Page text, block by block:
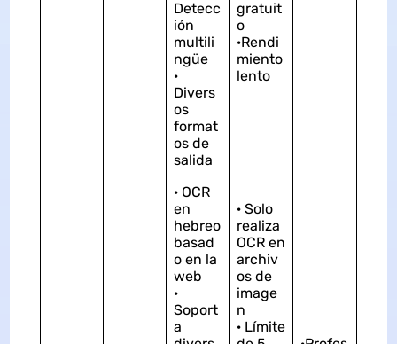
Detecc
ión
multili
ngüe
·
Divers
os
format
os de
salida
gratuit
o
·Rendi
miento
lento
· OCR
en
hebreo
basad
o en la
web
·
Soport
a
· Solo
realiza
OCR en
archiv
os de
image
n
· Límite